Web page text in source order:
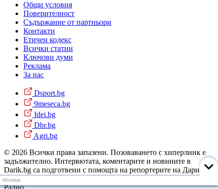
Общи условия
Поверителност
Съдържание от партньори
Контакти
Етичен кодекс
Всички статии
Ключови думи
Реклама
За нас
Dsport.bg
9meseca.bg
Idei.bg
Dbr.bg
Agri.bg
© 2026 Всички права запазени. Позоваването с хиперлинк е
задължително. Интервютата, коментарите и новините в
Darik.bg са подготвени с помощта на репортерите на Дарик
Радио и новинарските емисии на радиото. Снимки: Дарик
РЕКЛАМА